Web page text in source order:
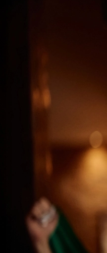
Conduta Ética